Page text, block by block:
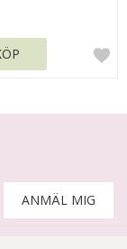
ANMÄL MIG